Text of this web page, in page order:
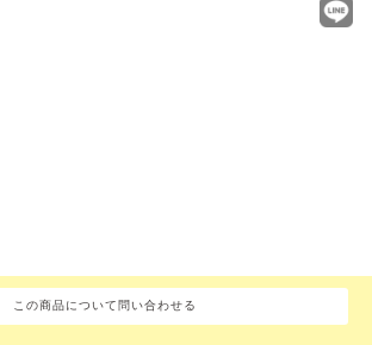
この商品について問い合わせる